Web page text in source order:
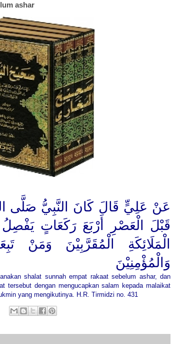
ashar
عَنْ عَلِيٍّ قَالَ كَانَ النَّبِيُّ صَلَّى
قَبْلَ الْعَصْرِ أَرْبَعَ رَكَعَاتٍ يَفْصِلُ
الْمَلَائِكَةِ الْمُقَرَّبِيْنَ وَمَنْ
وَالْمُؤْمِنِيْنَ
shalat sunnah empat rakaat sebelum ashar, dan
tersebut dengan mengucapkan salam kepada malaikat
yang mengikutinya. H.R. Tirmidzi no. 431